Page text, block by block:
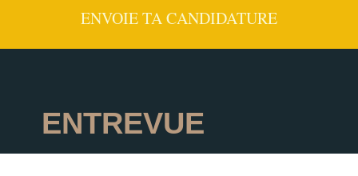
ENVOIE TA CANDIDATURE
ENTREVUE